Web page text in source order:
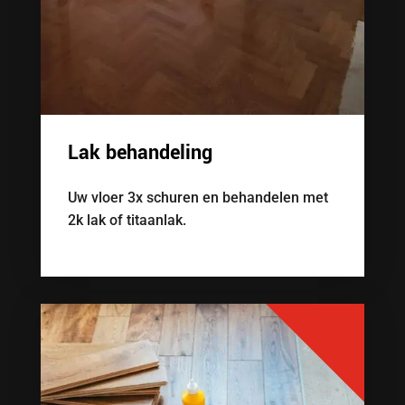
Lak behandeling
Uw vloer 3x schuren en behandelen met
2k lak of titaanlak.